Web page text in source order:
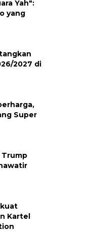
Yah":
yang
2027 di
Super
Trump
Kartel